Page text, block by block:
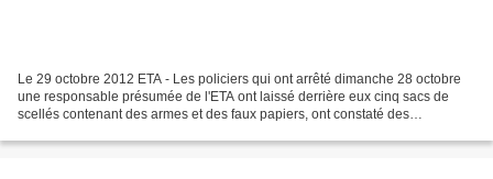
Le 29 octobre 2012 ETA - Les policiers qui ont arrêté dimanche 28 octobre
une responsable présumée de l'ETA ont laissé derrière eux cinq sacs de
scellés contenant des armes et des faux papiers, ont constaté des